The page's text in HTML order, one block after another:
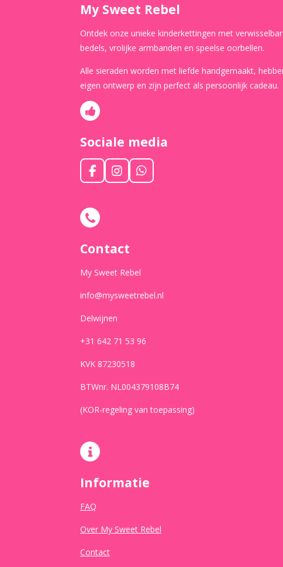
My Sweet Rebel
Ontdek onze unieke kinderkettingen met
bedels, vrolijke armbanden en speelse oorbellen.
Alle sieraden worden met liefde handgemaakt,
eigen ontwerp en zijn perfect als persoonlijk cadeau.
Sociale media
F
a
e
b
o
k
I
n
a
W
h
Contact
My Sweet Rebel
info@mysweetrebel.nl
Delwijnen
+31 642 71 53 96
KVK 87230518
BTWnr. NL004379108B74
(KOR-regeling van toepassing)
Informatie
FAQ
Over My Sweet Rebel
Contact